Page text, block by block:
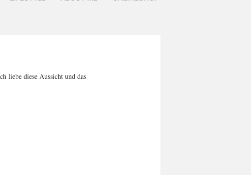
liebe diese Aussicht und das